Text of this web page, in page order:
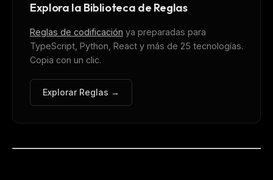
Explora la Biblioteca de Reglas
Reglas de codificación ya preparadas para
TypeScript, Python, React y más de 25 tecnologías.
Copia con un clic.
Explorar Reglas →